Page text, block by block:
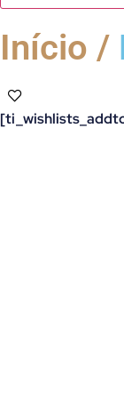
Início /